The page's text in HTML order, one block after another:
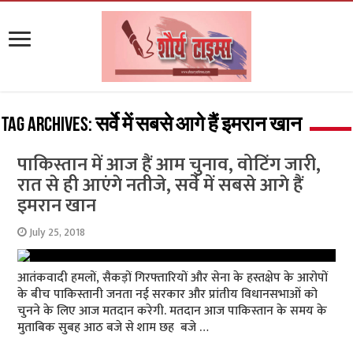
Tag Archives:सर्वे में सबसे आगे हैं इमरान खान
पाकिस्तान में आज हैं आम चुनाव, वोटिंग जारी,
रात से ही आएंगे नतीजे, सर्वे में सबसे आगे हैं
इमरान खान
July 25, 2018
आतंकवादी हमलों, सैकड़ों गिरफ्तारियों और सेना के हस्तक्षेप के आरोपों
के बीच पाकिस्तानी जनता नई सरकार और प्रांतीय विधानसभाओं को
चुनने के लिए आज मतदान करेगी. मतदान आज पाकिस्तान के समय के
मुताबिक सुबह आठ बजे से शाम छह बजे …